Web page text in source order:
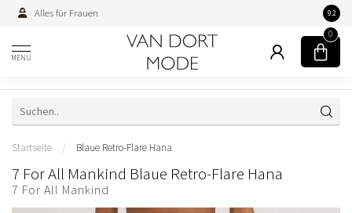
Alles für Frauen 9.2
MENU
0
Startseite / Blaue Retro-Flare Hana
7 For All Mankind Blaue Retro-Flare Hana
7 For All Mankind